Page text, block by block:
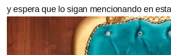
y espera que lo sigan mencionando en